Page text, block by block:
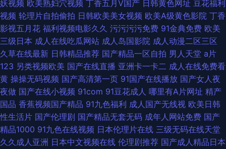
妖视频 欧美熟妇穴视频 丁香五月V国产 日韩黄色网址 豆花福利
视频 轮理片自拍偷拍 日韩欧美美女视频 欧美A级黄色影院 丁香
影视五月花 福利视频电影久久 污污污污免费 91金典免费 欧美
三级日本 成人在线吃瓜网站 成人岛国影院 成人动漫二区三区
久草在线最新 日韩精品推荐 国产精品一区自拍 男人天堂 a片
123 另类视频欧美 国产在线直播 亚洲卡一卡二 成人在线免费看
黄 操操无码视频 国产高清第一页 91国产在线播放 国产女人夜
夜做 国产在线小视频 91com 91豆花成人 哪里有A片网址 精产
国品 香蕉视频国产精品 91九色福利 成人国产无线视 欧美日韩
性生活片 国产伦理剧 国产精品无套无码 成年人网站免费 国产
精品1000 91九色在线视频 日本伦理片在线 三级无码在线天堂
久久成人亚洲 日本中文视频在线 伦理剧推荐 国产成人精品日本